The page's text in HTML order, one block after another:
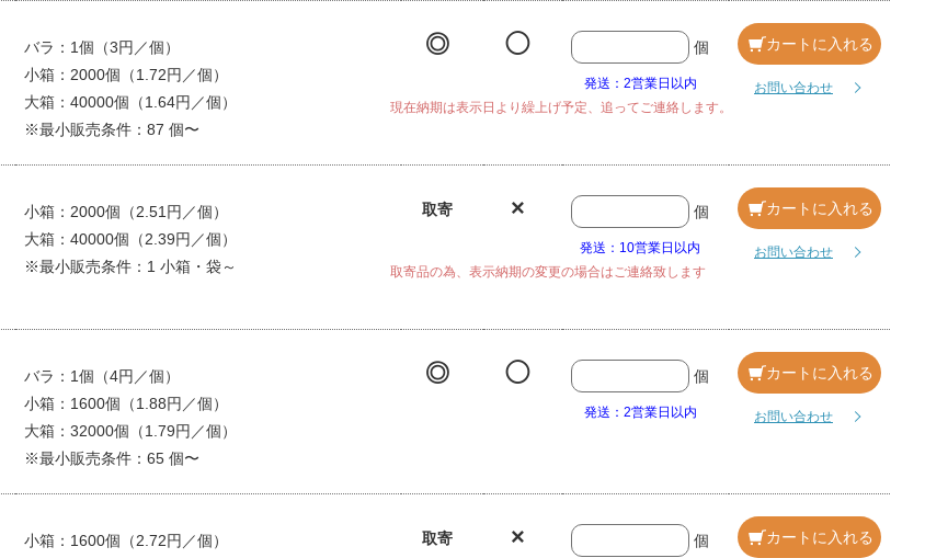
バラ：1個（3円／個）
小箱：2000個（1.72円／個）
大箱：40000個（1.64円／個）
※最小販売条件：87 個〜
◎ ◯ 個
発送：2営業日以内
現在納期は表示日より繰上げ予定、追ってご連絡します。
カートに入れる
お問い合わせ
小箱：2000個（2.51円／個）
大箱：40000個（2.39円／個）
※最小販売条件：1 小箱・袋～
取寄 × 個
発送：10営業日以内
取寄品の為、表示納期の変更の場合はご連絡致します
カートに入れる
お問い合わせ
バラ：1個（4円／個）
小箱：1600個（1.88円／個）
大箱：32000個（1.79円／個）
※最小販売条件：65 個〜
◎ ◯ 個
発送：2営業日以内
カートに入れる
お問い合わせ
小箱：1600個（2.72円／個）
取寄 × 個 カートに入れる